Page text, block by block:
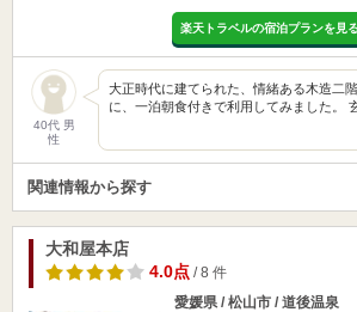
楽天トラベルの宿泊プランを見る
40代 男
性
大正時代に建てられた、情緒ある木造二
に、一泊朝食付きで利用してみました。
関連情報から探す
大和屋本店
4.0点/ 8 件
愛媛県 / 松山市 / 道後温泉